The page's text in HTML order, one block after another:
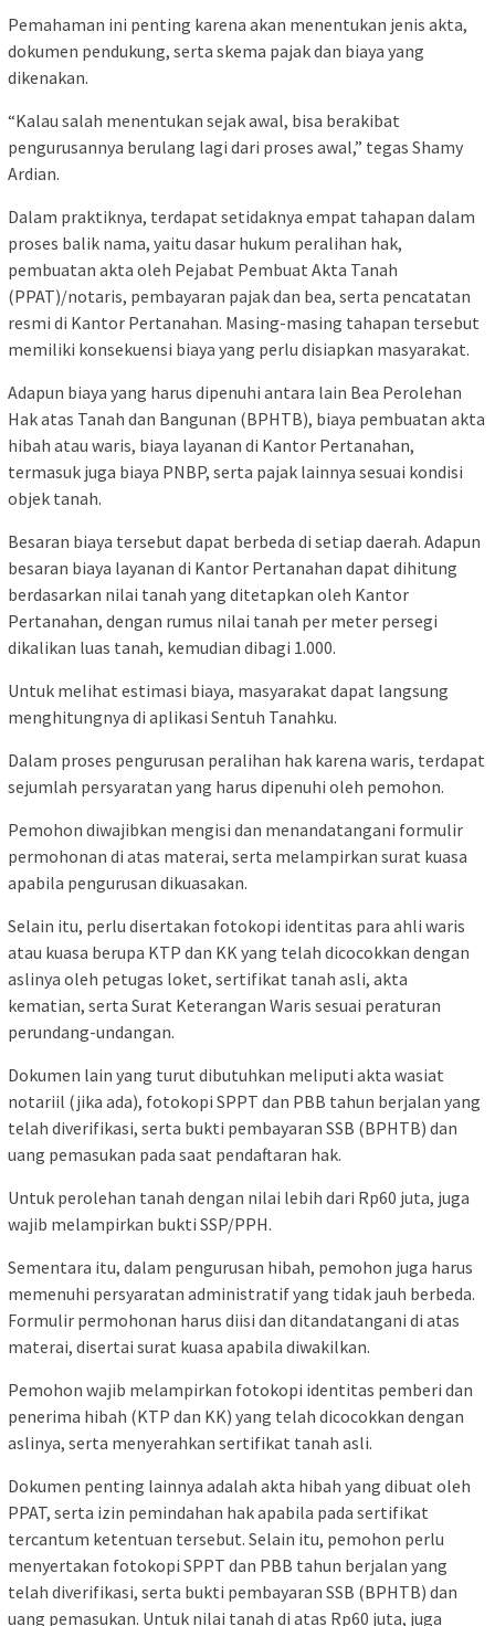
Pemahaman ini penting karena akan menentukan jenis akta,
dokumen pendukung, serta skema pajak dan biaya yang
dikenakan.
“Kalau salah menentukan sejak awal, bisa berakibat
pengurusannya berulang lagi dari proses awal,” tegas Shamy
Ardian.
Dalam praktiknya, terdapat setidaknya empat tahapan dalam
proses balik nama, yaitu dasar hukum peralihan hak,
pembuatan akta oleh Pejabat Pembuat Akta Tanah
(PPAT)/notaris, pembayaran pajak dan bea, serta pencatatan
resmi di Kantor Pertanahan. Masing-masing tahapan tersebut
memiliki konsekuensi biaya yang perlu disiapkan masyarakat.
Adapun biaya yang harus dipenuhi antara lain Bea Perolehan
Hak atas Tanah dan Bangunan (BPHTB), biaya pembuatan akta
hibah atau waris, biaya layanan di Kantor Pertanahan,
termasuk juga biaya PNBP, serta pajak lainnya sesuai kondisi
objek tanah.
Besaran biaya tersebut dapat berbeda di setiap daerah. Adapun
besaran biaya layanan di Kantor Pertanahan dapat dihitung
berdasarkan nilai tanah yang ditetapkan oleh Kantor
Pertanahan, dengan rumus nilai tanah per meter persegi
dikalikan luas tanah, kemudian dibagi 1.000.
Untuk melihat estimasi biaya, masyarakat dapat langsung
menghitungnya di aplikasi Sentuh Tanahku.
Dalam proses pengurusan peralihan hak karena waris, terdapat
sejumlah persyaratan yang harus dipenuhi oleh pemohon.
Pemohon diwajibkan mengisi dan menandatangani formulir
permohonan di atas materai, serta melampirkan surat kuasa
apabila pengurusan dikuasakan.
Selain itu, perlu disertakan fotokopi identitas para ahli waris
atau kuasa berupa KTP dan KK yang telah dicocokkan dengan
aslinya oleh petugas loket, sertifikat tanah asli, akta
kematian, serta Surat Keterangan Waris sesuai peraturan
perundang-undangan.
Dokumen lain yang turut dibutuhkan meliputi akta wasiat
notariil (jika ada), fotokopi SPPT dan PBB tahun berjalan yang
telah diverifikasi, serta bukti pembayaran SSB (BPHTB) dan
uang pemasukan pada saat pendaftaran hak.
Untuk perolehan tanah dengan nilai lebih dari Rp60 juta, juga
wajib melampirkan bukti SSP/PPH.
Sementara itu, dalam pengurusan hibah, pemohon juga harus
memenuhi persyaratan administratif yang tidak jauh berbeda.
Formulir permohonan harus diisi dan ditandatangani di atas
materai, disertai surat kuasa apabila diwakilkan.
Pemohon wajib melampirkan fotokopi identitas pemberi dan
penerima hibah (KTP dan KK) yang telah dicocokkan dengan
aslinya, serta menyerahkan sertifikat tanah asli.
Dokumen penting lainnya adalah akta hibah yang dibuat oleh
PPAT, serta izin pemindahan hak apabila pada sertifikat
tercantum ketentuan tersebut. Selain itu, pemohon perlu
menyertakan fotokopi SPPT dan PBB tahun berjalan yang
telah diverifikasi, serta bukti pembayaran SSB (BPHTB) dan
uang pemasukan. Untuk nilai tanah di atas Rp60 juta, juga